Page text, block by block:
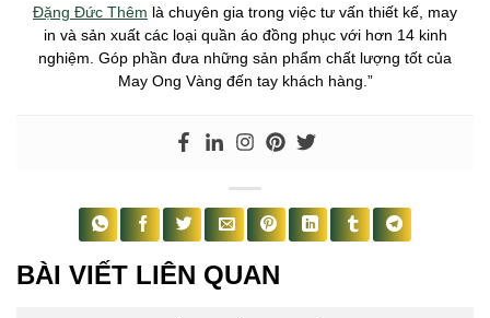
Đặng Đức Thêm là chuyên gia trong việc tư vấn thiết kế, may
in và sản xuất các loại quần áo đồng phục với hơn 14 kinh
nghiệm. Góp phần đưa những sản phẩm chất lượng tốt của
May Ong Vàng đến tay khách hàng.”
BÀI VIẾT LIÊN QUAN